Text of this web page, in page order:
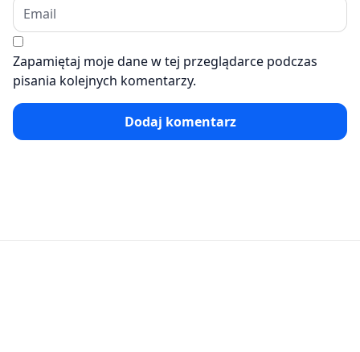
Zapamiętaj moje dane w tej przeglądarce podczas
pisania kolejnych komentarzy.
Dodaj komentarz